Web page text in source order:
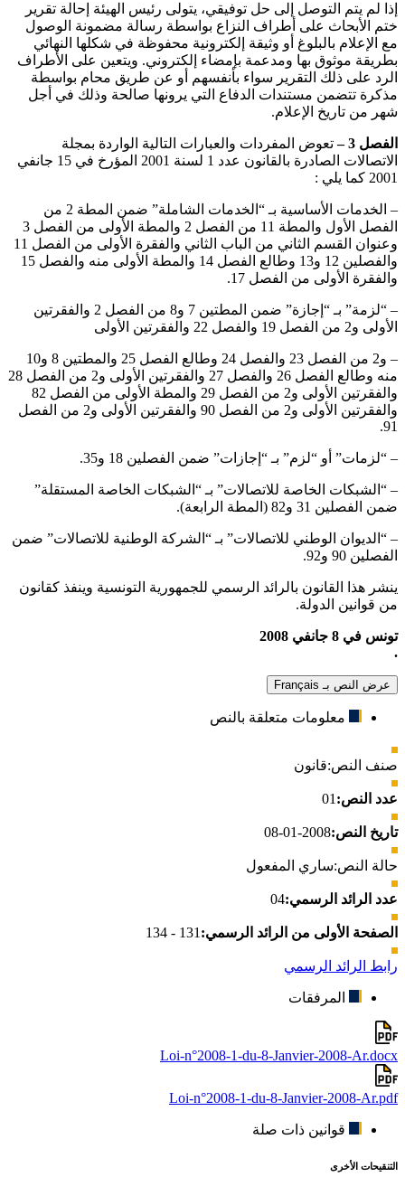
إذا لم يتم التوصل إلى حل توفيقي، يتولى رئيس الهيئة إحالة تقرير
ختم الأبحاث على أطراف النزاع بواسطة رسالة مضمونة الوصول
مع الإعلام بالبلوغ أو وثيقة إلكترونية محفوظة في شكلها النهائي
بطريقة موثوق بها ومدعمة بإمضاء إلكتروني. ويتعين على الأطراف
الرد على ذلك التقرير سواء بأنفسهم أو عن طريق محام بواسطة
مذكرة تتضمن مستندات الدفاع التي يرونها صالحة وذلك في أجل
شهر من تاريخ الإعلام.
الفصل 3 –
تعوض المفردات والعبارات التالية الواردة بمجلة
الاتصالات الصادرة بالقانون عدد 1 لسنة 2001 المؤرخ في 15 جانفي
2001 كما يلي :
– الخدمات الأساسية بـ “الخدمات الشاملة” ضمن المطة 2 من
الفصل الأول والمطة 11 من الفصل 2 والمطة الأولى من الفصل 3
وعنوان القسم الثاني من الباب الثاني والفقرة الأولى من الفصل 11
والفصلين 12 و13 وطالع الفصل 14 والمطة الأولى منه والفصل 15
والفقرة الأولى من الفصل 17.
– “لزمة” بـ “إجازة” ضمن المطتين 7 و8 من الفصل 2 والفقرتين
الأولى و2 من الفصل 19 والفصل 22 والفقرتين الأولى
– و2 من الفصل 23 والفصل 24 وطالع الفصل 25 والمطتين 8 و10
منه وطالع الفصل 26 والفصل 27 والفقرتين الأولى و2 من الفصل 28
والفقرتين الأولى و2 من الفصل 29 والمطة الأولى من الفصل 82
والفقرتين الأولى و2 من الفصل 90 والفقرتين الأولى و2 من الفصل
91.
– “لزمات” أو “لزم” بـ “إجازات” ضمن الفصلين 18 و35.
– “الشبكات الخاصة للاتصالات” بـ “الشبكات الخاصة المستقلة”
ضمن الفصلين 31 و82 (المطة الرابعة).
– “الديوان الوطني للاتصالات” بـ “الشركة الوطنية للاتصالات” ضمن
الفصلين 90 و92.
ينشر هذا القانون بالرائد الرسمي للجمهورية التونسية وينفذ كقانون
من قوانين الدولة.
تونس في 8 جانفي 2008
.
عرض النص بـ Français
معلومات متعلقة بالنص
صنف النص:قانون
عدد النص: 01
تاريخ النص:2008-01-08
حالة النص:ساري المفعول
عدد الرائد الرسمي:04
الصفحة الأولى من الرائد الرسمي: 131 - 134
رابط الرائد الرسمي
المرفقات
Loi-n°2008-1-du-8-Janvier-2008-Ar.docx
Loi-n°2008-1-du-8-Janvier-2008-Ar.pdf
قوانين ذات صلة
التنقيحات الأخرى